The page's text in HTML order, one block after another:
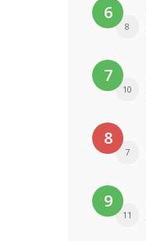
6
8
7
10
8
7
9
11